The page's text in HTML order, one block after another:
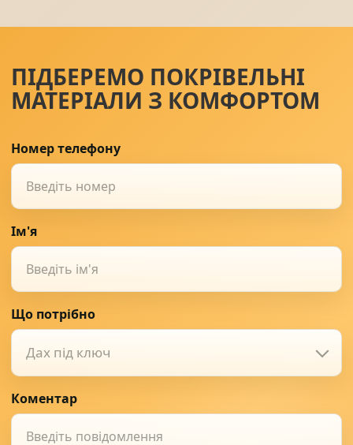
ПІДБЕРЕМО ПОКРІВЕЛЬНІ
МАТЕРІАЛИ З КОМФОРТОМ
Номер телефону
Ім'я
Що потрібно
Дах під ключ
Коментар